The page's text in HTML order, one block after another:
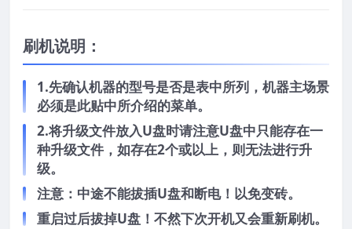
刷机说明：
1.先确认机器的型号是否是表中所列，机器主场景
必须是此贴中所介绍的菜单。
2.将升级文件放入U盘时请注意U盘中只能存在一
种升级文件，如存在2个或以上，则无法进行升
级。
注意：中途不能拔插U盘和断电！以免变砖。
重启过后拔掉U盘！不然下次开机又会重新刷机。